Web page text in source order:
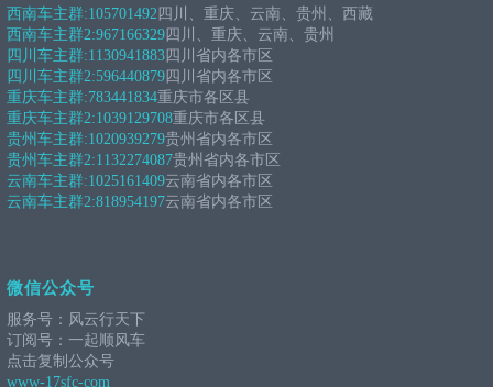
西南车主群:105701492 四川、重庆、云南、贵州、西藏
西南车主群2:967166329 四川、重庆、云南、贵州
四川车主群:1130941883 四川省内各市区
四川车主群2:596440879 四川省内各市区
重庆车主群:783441834重庆市各区县
重庆车主群2:1039129708重庆市各区县
贵州车主群:1020939279贵州省内各市区
贵州车主群2:1132274087贵州省内各市区
云南车主群:1025161409云南省内各市区
云南车主群2:818954197云南省内各市区
微信公众号
服务号：风云行天下
订阅号：一起顺风车
点击复制公众号
www-17sfc-com